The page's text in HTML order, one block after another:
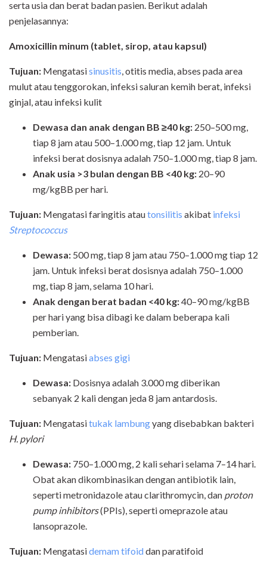
serta usia dan berat badan pasien. Berikut adalah
penjelasannya:
Amoxicillin minum (tablet, sirop, atau kapsul)
Tujuan: Mengatasisinusitis , otitis media, abses pada area
mulut atau tenggorokan, infeksi saluran kemih berat, infeksi
ginjal, atau infeksi kulit
Dewasa dan anak dengan BB ≥40 kg: 250–500 mg,
tiap 8 jam atau 500–1.000 mg, tiap 12 jam. Untuk
infeksi berat dosisnya adalah 750–1.000 mg, tiap 8 jam.
Anak usia >3 bulan dengan BB <40 kg: 20–90
mg/kgBB per hari.
Tujuan: Mengatasi faringitis atautonsilitis akibat infeksi
Streptococcus
Dewasa: 500 mg, tiap 8 jam atau 750–1.000 mg tiap 12
jam. Untuk infeksi berat dosisnya adalah 750–1.000
mg, tiap 8 jam, selama 10 hari.
Anak dengan berat badan <40 kg:40–90 mg/kgBB
per hari yang bisa dibagi ke dalam beberapa kali
pemberian.
Tujuan: Mengatasiabses gigi
Dewasa: Dosisnya adalah 3.000 mg diberikan
sebanyak 2 kali dengan jeda 8 jam antardosis.
Tujuan: Mengatasitukak lambungyang disebabkan bakteri
H. pylori
Dewasa: 750–1.000 mg, 2 kali sehari selama 7–14 hari.
Obat akan dikombinasikan dengan antibiotik lain,
seperti metronidazole atau clarithromycin, dan proton
pump inhibitors(PPIs), seperti omeprazole atau
lansoprazole.
Tujuan: Mengatasidemam tifoiddan paratifoid